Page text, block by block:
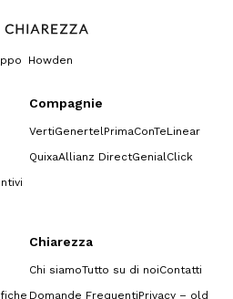
Howden
Compagnie
VertiGenertel PrimaConTeLinear
QuixaAllianz DirectGenialClick
Chiarezza
Chi siamoTutto su di noiContatti
Domande FrequentiPrivacy – old